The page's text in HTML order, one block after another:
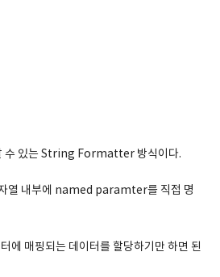
수 있는 String Formatter 방식이다.
열 내부에 named paramter를 직접 명
에 매핑되는 데이터를 할당하기만 하면 된